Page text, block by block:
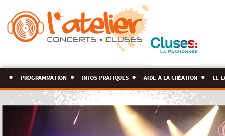
programmation infos pratiques aide à la création le